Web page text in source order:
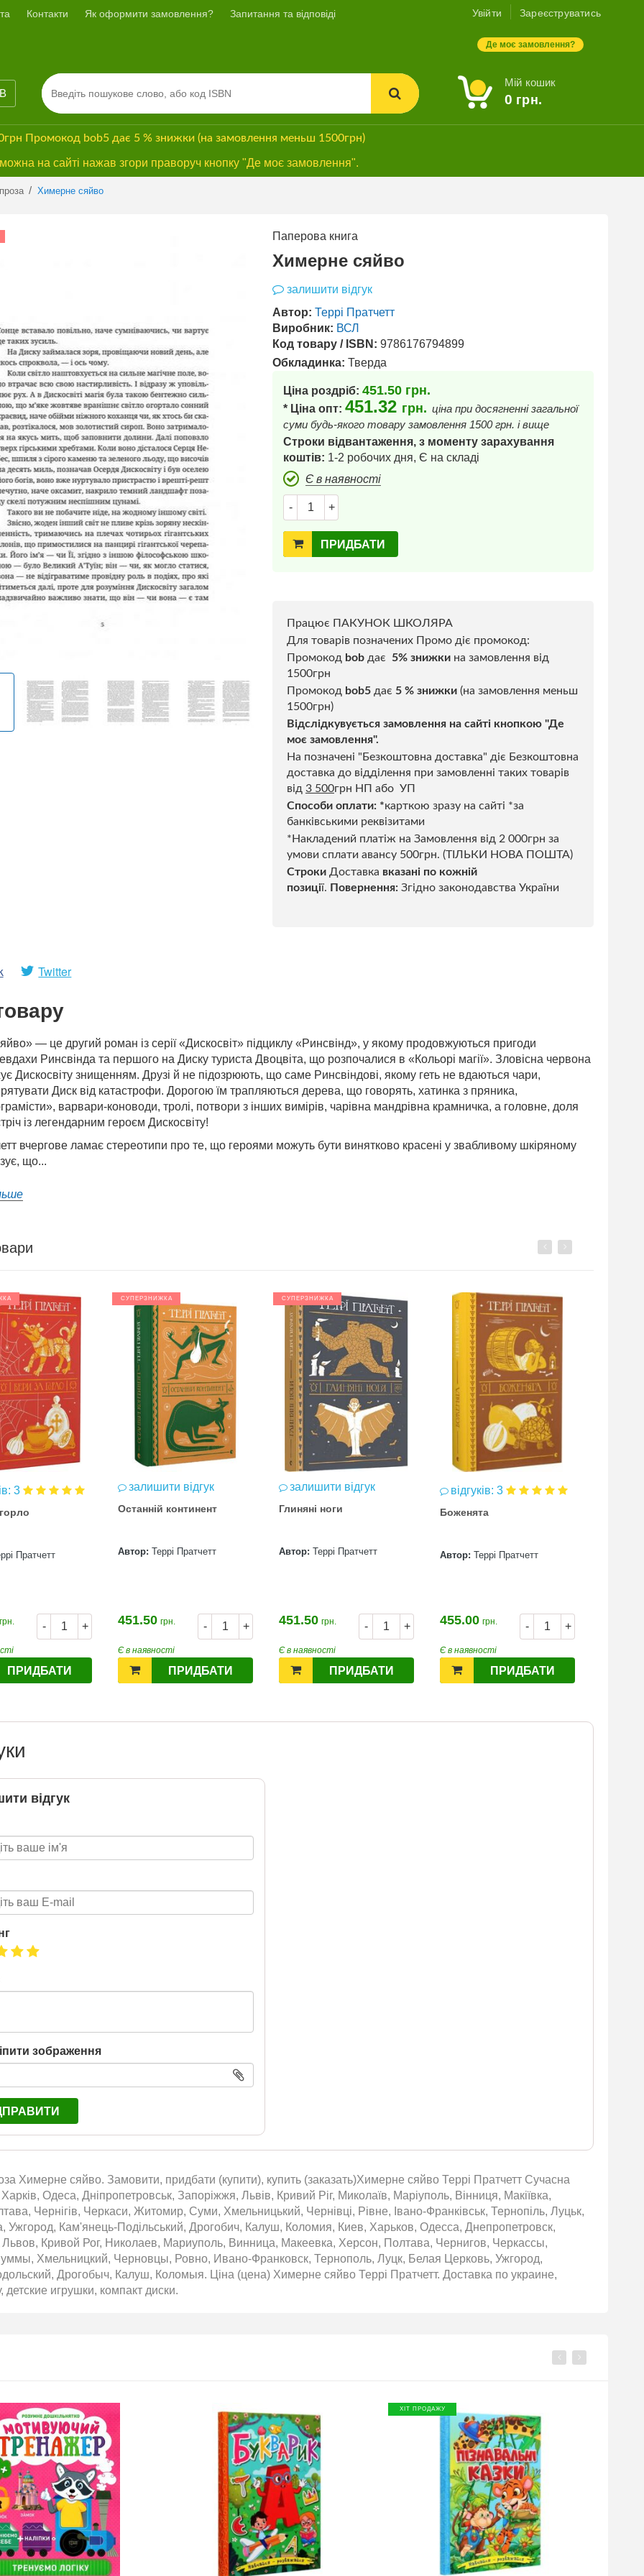
Контакти Як оформити замовлення? Запитання та відповіді Увійти Зареєструватись
Де моє замовлення?
Мій кошик
0 грн.
Промокод bob5 дає 5 % знижки (на замовлення меньш 1500грн)
на сайті нажав згори праворуч кнопку "Де моє замовлення".
/ Химерне сяйво
2026
Ранок
СУПЕРЗНИЖКА
Паперова книга
Химерне сяйво
залишити відгук
Автор: Террі Пратчетт
Виробник: ВСЛ
Код товару / ISBN: 9786176794899
Обкладинка: Тверда
Ціна роздріб: 451.50 грн.
* Ціна опт: 451.32 грн. ціна при досягненні загальної
суми будь-якого товару замовлення 1500 грн. і вище
Строки відвантаження, з моменту зарахування
коштів: 1-2 робочих дня, Є на складі
Є в наявності
- +
ПРИДБАТИ
Працює ПАКУНОК ШКОЛЯРА
Для товарів позначених Промо діє промокод:
Промокод bob дає 5% знижки на замовлення від
1500грн
Промокод bob5 дає 5 % знижки (на замовлення меньш
1500грн)
Відслідкувується замовлення на сайті кнопкою "Де
моє замовлення".
На позначені "Безкоштовна доставка" діє Безкоштовна
доставка до відділення при замовленні таких товарів
від 3 500грн НП або УП
Способи оплати: *карткою зразу на сайті *за
банківськими реквізитами
*Накладений платіж на Замовлення від 2 000грн за
умови сплати авансу 500грн. (ТІЛЬКИ НОВА ПОШТА)
Строки Доставка вказані по кожній
позиції. Повернення: Згідно законодавства України
Twitter
— це другий роман із серії «Дискосвіт» підциклу «Ринсвінд», у якому продовжуються пригоди
Ринсвінда та першого на Диску туриста Двоцвіта, що розпочалися в «Кольорі магії». Зловісна червона
Дискосвіту знищенням. Друзі й не підозрюють, що саме Ринсвіндові, якому геть не вдаються чари,
Диск від катастрофи. Дорогою їм трапляються дерева, що говорять, хатинка з пряника,
варвари-коноводи, тролі, потвори з інших вимірів, чарівна мандрівна крамничка, а головне, доля
із легендарним героєм Дискосвіту!
вчергове ламає стереотипи про те, що героями можуть бути винятково красені у звабливому шкіряному
що...
Previous
3
Пратчетт
- +
грн.
ПРИДБАТИ
СУПЕРЗНИЖКА
залишити відгук
Останній континент
Автор: Террі Пратчетт
- +
451.50 грн.
Є в наявності
ПРИДБАТИ
СУПЕРЗНИЖКА
залишити відгук
Глиняні ноги
Автор: Террі Пратчетт
- +
451.50 грн.
Є в наявності
ПРИДБАТИ
відгуків: 3
Боженята
Автор: Террі Пратчетт
- +
455.00 грн.
Є в наявності
ПРИДБАТИ
Next
відгук
зображення
Химерне сяйво. Замовити, придбати (купити), купить (заказать)Химерне сяйво Террі Пратчетт Сучасна
Харків, Одеса, Дніпропетровськ, Запоріжжя, Львів, Кривий Ріг, Миколаїв, Маріуполь, Вінниця, Макіївка,
Чернігів, Черкаси, Житомир, Суми, Хмельницький, Чернівці, Рівне, Івано-Франківськ, Тернопіль, Луцьк,
Ужгород, Кам'янець-Подільський, Дрогобич, Калуш, Коломия, Киев, Харьков, Одесса, Днепропетровск,
Кривой Рог, Николаев, Мариуполь, Винница, Макеевка, Херсон, Полтава, Чернигов, Черкассы,
Хмельницкий, Черновцы, Ровно, Ивано-Франковск, Тернополь, Луцк, Белая Церковь, Ужгород,
Дрогобыч, Калуш, Коломыя. Ціна (цена) Химерне сяйво Террі Пратчетт. Доставка по украине,
детские игрушки, компакт диски.
ХІТ ПРОДАЖУ